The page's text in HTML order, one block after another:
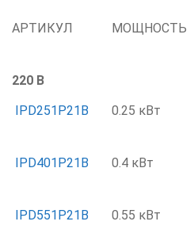
АРТИКУЛ МОЩНОСТЬ
220 В
IPD251P21B
0.25 кВт
IPD401P21B
0.4 кВт
IPD551P21B
0.55 кВт